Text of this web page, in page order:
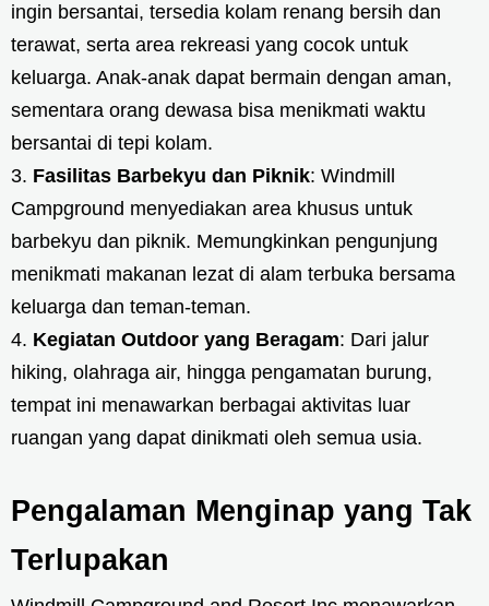
ingin bersantai, tersedia kolam renang bersih dan
terawat, serta area rekreasi yang cocok untuk
keluarga. Anak-anak dapat bermain dengan aman,
sementara orang dewasa bisa menikmati waktu
bersantai di tepi kolam.
Fasilitas Barbekyu dan Piknik: Windmill
Campground menyediakan area khusus untuk
barbekyu dan piknik. Memungkinkan pengunjung
menikmati makanan lezat di alam terbuka bersama
keluarga dan teman-teman.
Kegiatan Outdoor yang Beragam: Dari jalur
hiking, olahraga air, hingga pengamatan burung,
tempat ini menawarkan berbagai aktivitas luar
ruangan yang dapat dinikmati oleh semua usia.
Pengalaman Menginap yang Tak
Terlupakan